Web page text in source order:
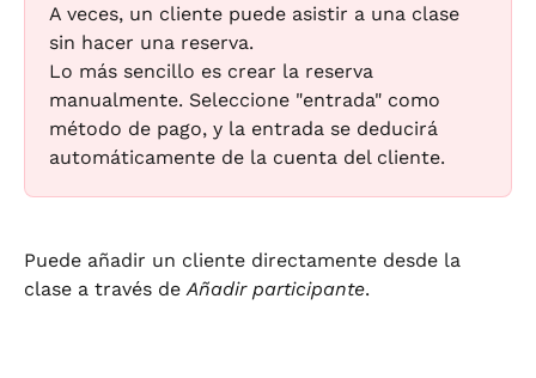
A veces, un cliente puede asistir a una clase
sin hacer una reserva.
Lo más sencillo es crear la reserva
manualmente. Seleccione "entrada" como
método de pago, y la entrada se deducirá
automáticamente de la cuenta del cliente.
Puede añadir un cliente directamente desde la
clase a través de Añadir participante.